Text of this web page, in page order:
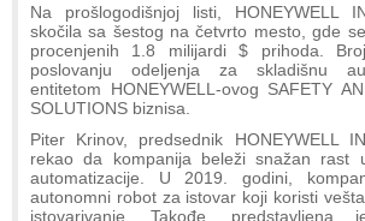
Na prošlogodišnjoj listi, HONEYWELL
skočila sa šestog na četvrto mesto, gde
procenjenih 1.8 milijardi $ prihoda.
poslovanju odeljenja za skladišnu
entitetom HONEYWELL-ovog SAFETY
SOLUTIONS biznisa.
Piter Krinov, predsednik HONEYWELL
rekao da kompanija beleži snažan rast
automatizacije. U 2019. godini,
autonomni robot za istovar koji koristi
istovarivanje. Takođe,